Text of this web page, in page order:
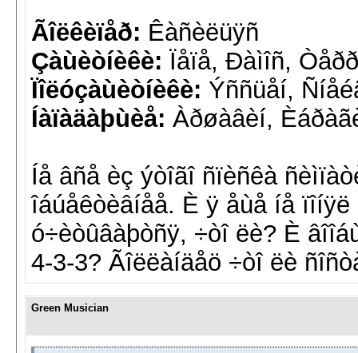
Ãîëêèïåð: Êàñèëüÿñ
Çàùèòíèêè: Ïåïå, Ðàìîñ,
Ïîëóçàùèòíèêè: Ýññüåí,
Íàïàäàþùèå: Àðøàâèí,
Íå âñå èç ýòîãî ñïèñêà
îáúåêòèâíåå. È ÿ åùå íå
ó÷èòûâàþòñÿ, ÷òî ëè? È
4-3-3? Ãîëëàíäåö ÷òî ëè
Green Musician